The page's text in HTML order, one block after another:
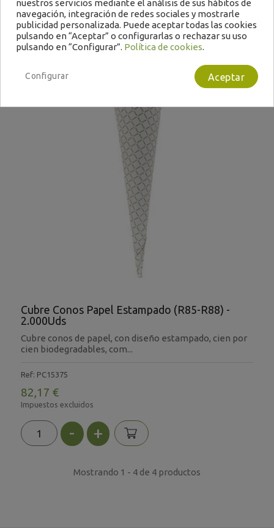
- +
Cubre Conos Papel Estampado (R85-R88) -
2.000Uds
Cubre conos de papel, con diseño estampado, cien por
cien biodegradables, com...
Ref: PC15375
82,17 €
Impuestos excluidos
- +
Mostrando 1 - 4 de 4 productos
nuestros servicios mediante el análisis de sus hábitos de
navegación, integración de redes sociales y mostrarle
publicidad personalizada. Puede aceptar todas las cookies
pulsando en “Aceptar” o configurarlas o rechazar su uso
pulsando en “Configurar”. Política de cookies.
Aceptar
Configurar